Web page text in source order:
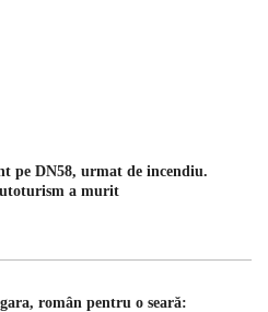
pe DN58, urmat de incendiu.
a murit
român pentru o seară: